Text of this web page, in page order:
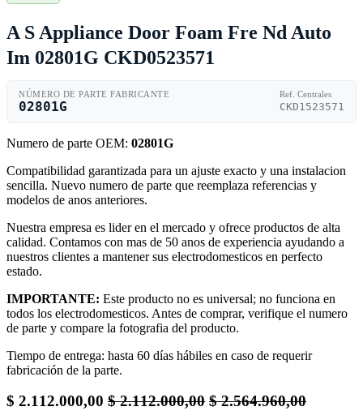
A S Appliance Door Foam Fre Nd Auto
Im 02801G CKD0523571
NÚMERO DE PARTE FABRICANTE
02801G
Ref. Centrales
CKD1523571
Numero de parte OEM: 02801G
Compatibilidad garantizada para un ajuste exacto y una instalacion
sencilla. Nuevo numero de parte que reemplaza referencias y
modelos de anos anteriores.
Nuestra empresa es lider en el mercado y ofrece productos de alta
calidad. Contamos con mas de 50 anos de experiencia ayudando a
nuestros clientes a mantener sus electrodomesticos en perfecto
estado.
IMPORTANTE: Este producto no es universal; no funciona en
todos los electrodomesticos. Antes de comprar, verifique el numero
de parte y compare la fotografia del producto.
Tiempo de entrega: hasta 60 días hábiles en caso de requerir
fabricación de la parte.
$ 2.112.000,00 $2.112.000,00 $2.564.960,00